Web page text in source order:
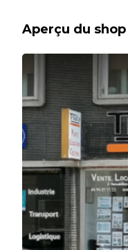
Aperçu du shop